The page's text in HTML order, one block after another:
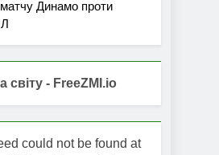
матчу Динамо проти
світу - FreeZMI.io
could not be found at